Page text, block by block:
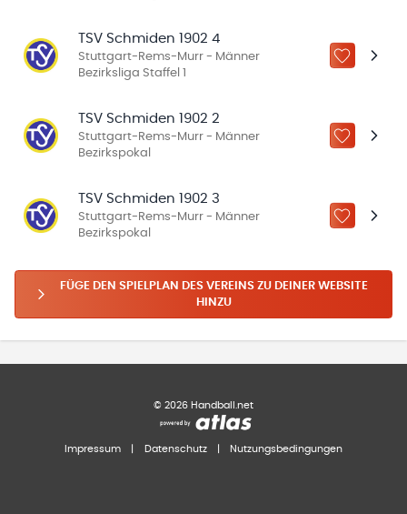
TSV Schmiden 1902 4
Stuttgart-Rems-Murr - Männer
Bezirksliga Staffel 1
ZU „MEINE
TSV Schmiden 1902 2
Stuttgart-Rems-Murr - Männer
Bezirkspokal
ZU „MEINE
TSV Schmiden 1902 3
Stuttgart-Rems-Murr - Männer
Bezirkspokal
ZU „MEINE
FÜGE DEN SPIELPLAN DES VEREINS ZU DEINER WEBSITE
HINZU
© 2026 Handball.net
Impressum Datenschutz Nutzungsbedingungen